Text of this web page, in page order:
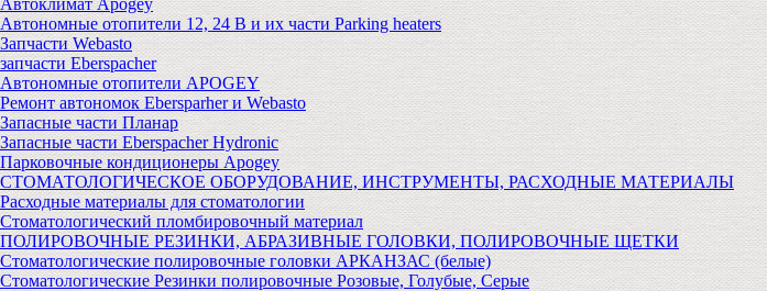
Автоклимат Apogey
Автономные отопители 12, 24 В и их части Parking heaters
Запчасти Webasto
запчасти Eberspacher
Автономные отопители APOGEY
Ремонт автономок Ebersparher и Webasto
Запасные части Планар
Запасные части Eberspacher Hydronic
Парковочные кондиционеры Apogey
СТОМАТОЛОГИЧЕСКОЕ ОБОРУДОВАНИЕ, ИНСТРУМЕНТЫ, РАСХОДНЫЕ МАТЕРИАЛЫ
Расходные материалы для стоматологии
Стоматологический пломбировочный материал
ПОЛИРОВОЧНЫЕ РЕЗИНКИ, АБРАЗИВНЫЕ ГОЛОВКИ, ПОЛИРОВОЧНЫЕ ЩЕТКИ
Стоматологические полировочные головки АРКАНЗАС (белые)
Стоматологические Резинки полировочные Розовые, Голубые, Серые